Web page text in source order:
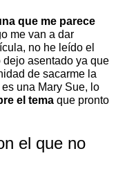
que me parece
me van a dar
no he leído el
dejo asentado ya que
de sacarme la
una Mary Sue, lo
el tema que pronto
el que no